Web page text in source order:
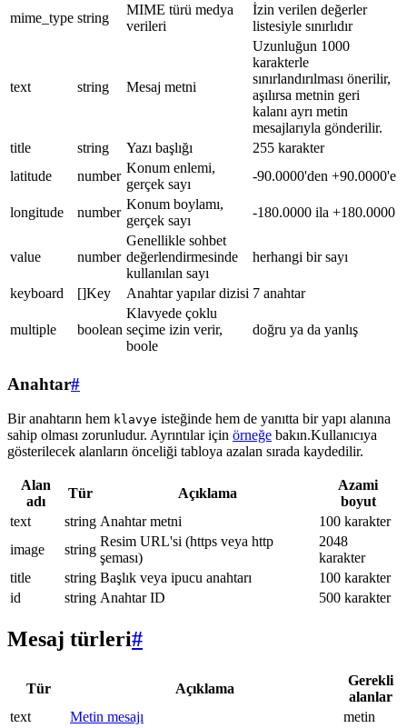
mime_type string
MIME türü medya
verileri
İzin verilen değerler
listesiyle sınırlıdır
text string Mesaj metni
Uzunluğun 1000
karakterle
sınırlandırılması önerilir,
aşılırsa metnin geri
kalanı ayrı metin
mesajlarıyla gönderilir.
title
string Yazı başlığı
255 karakter
latitude
number
Konum enlemi,
gerçek sayı
-90.0000'den +90.0000'e
longitude number
Konum boylamı,
gerçek sayı
-180.0000 ila +180.0000
value number
Genellikle sohbet
değerlendirmesinde
kullanılan sayı
herhangi bir sayı
keyboard []Key Anahtar yapılar dizisi 7 anahtar
multiple boolean
Klavyede çoklu
seçime izin verir,
boole
doğru ya da yanlış
Anahtar#
Bir anahtarın hem klavye isteğinde hem de yanıtta bir yapı alanına
sahip olması zorunludur. Ayrıntılar için örneğe bakın.Kullanıcıya
gösterilecek alanların önceliği tabloya azalan sırada kaydedilir.
Alan
adı
Tür Açıklama
Azami
boyut
text
string Anahtar metni
100 karakter
image
string
Resim URL'si (https veya http
şeması)
2048
karakter
title
string Başlık veya ipucu anahtarı
100 karakter
id
string Anahtar ID 500 karakter
Mesaj türleri#
Tür Açıklama
Gerekli
alanlar
text
Metin mesajı
metin